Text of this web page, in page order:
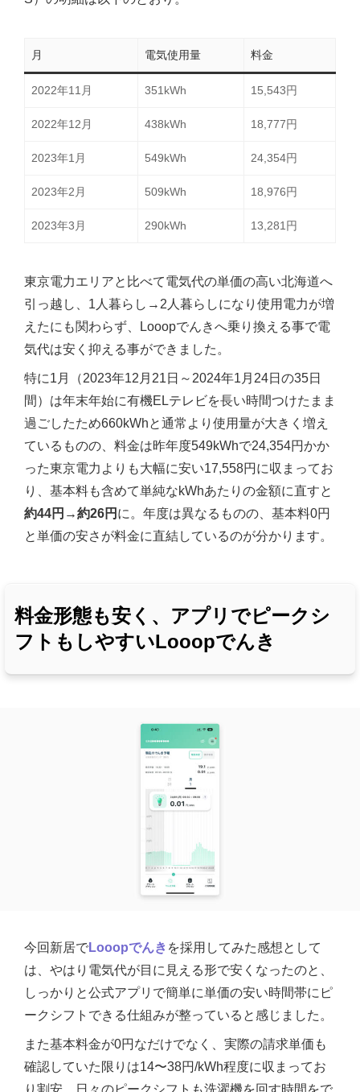
月 電気使用量 料金
2022年11月 351kWh 15,543円
2022年12月 438kWh 18,777円
2023年1月 549kWh 24,354円
2023年2月 509kWh 18,976円
2023年3月 290kWh 13,281円
東京電力エリアと比べて電気代の単価の高い北海道へ
引っ越し、1人暮らし→2人暮らしになり使用電力が増
えたにも関わらず、Looopでんきへ乗り換える事で電
気代は安く抑える事ができました。
特に1月（2023年12月21日～2024年1月24日の35日
間）は年末年始に有機ELテレビを長い時間つけたまま
過ごしたため660kWhと通常より使用量が大きく増え
ているものの、料金は昨年度549kWhで24,354円かか
った東京電力よりも大幅に安い17,558円に収まってお
り、基本料も含めて単純なkWhあたりの金額に直すと
約44円→約26円 に。年度は異なるものの、基本料0円
と単価の安さが料金に直結しているのが分かります。
料金形態も安く、アプリでピークシ
フトもしやすいLooopでんき
今回新居でLooopでんき を採用してみた感想として
は、やはり電気代が目に見える形で安くなったのと、
しっかりと公式アプリで簡単に単価の安い時間帯にピ
ークシフトできる仕組みが整っていると感じました。
また基本料金が0円なだけでなく、実際の請求単価も
確認していた限りは14〜38円/kWh程度に収まってお
り割安。日々のピークシフトも洗濯機を回す時間をで